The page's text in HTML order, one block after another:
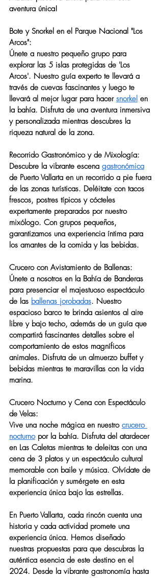
aventura única!
Bote y Snorkel en el Parque Nacional "Los
Arcos":
Únete a nuestro pequeño grupo para
explorar las 5 islas protegidas de 'Los
Arcos'. Nuestro guía experto te llevará a
través de cuevas fascinantes y luego te
llevará al mejor lugar para hacer snorkel en
la bahía. Disfruta de una aventura inmersiva
y personalizada mientras descubres la
riqueza natural de la zona.
Recorrido Gastronómico y de Mixología:
Descubre la vibrante escena gastronómica
de Puerto Vallarta en un recorrido a pie fuera
de las zonas turísticas. Deléitate con tacos
frescos, postres típicos y cócteles
expertamente preparados por nuestro
mixólogo. Con grupos pequeños,
garantizamos una experiencia íntima para
los amantes de la comida y las bebidas.
Crucero con Avistamiento de Ballenas:
Únete a nosotros en la Bahía de Banderas
para presenciar el majestuoso espectáculo
de las ballenas jorobadas. Nuestro
espacioso barco te brinda asientos al aire
libre y bajo techo, además de un guía que
compartirá fascinantes detalles sobre el
comportamiento de estos magníficos
animales. Disfruta de un almuerzo buffet y
bebidas mientras te maravillas con la vida
marina.
Crucero Nocturno y Cena con Espectáculo
de Velas:
Vive una noche mágica en nuestro crucero
nocturno por la bahía. Disfruta del atardecer
en Las Caletas mientras te deleitas con una
cena de 3 platos y un espectáculo cultural
memorable con baile y música. Olvídate de
la planificación y sumérgete en esta
experiencia única bajo las estrellas.
En Puerto Vallarta, cada rincón cuenta una
historia y cada actividad promete una
experiencia única. Hemos diseñado
nuestras propuestas para que descubras la
auténtica esencia de este destino en el
2024. Desde la vibrante gastronomía hasta